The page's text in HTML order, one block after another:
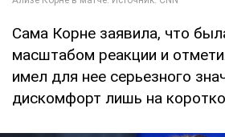
Сама Корне заявила, что
масштабом реакции и
имел для нее серьезного
дискомфорт лишь на